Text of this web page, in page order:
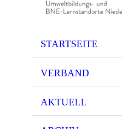
STARTSEITE
VERBAND
AKTUELL